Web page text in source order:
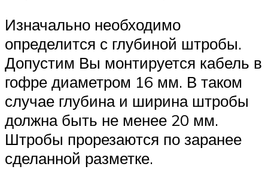
Изначально необходимо
определится с глубиной штробы.
Допустим Вы монтируется кабель в
гофре диаметром 16 мм. В таком
случае глубина и ширина штробы
должна быть не менее 20 мм.
Штробы прорезаются по заранее
сделанной разметке.